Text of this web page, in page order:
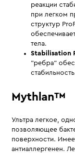
реакции
при легком
структур
тела.
Stabilisation
"ребра"
Mythlan™
Ультра легкое,
позволяющее
поверхности.
антиаллергенен.